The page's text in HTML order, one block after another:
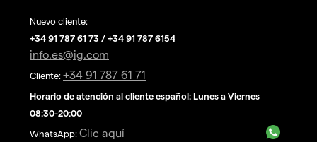
Nuevo cliente:
+34 91 787 61 73 / +34 91 787 6154
info.es@ig.com
Cliente: +34 91 787 61 71
Horario de atención al cliente español: Lunes a Viernes
08:30-20:00
WhatsApp: Clic aquí